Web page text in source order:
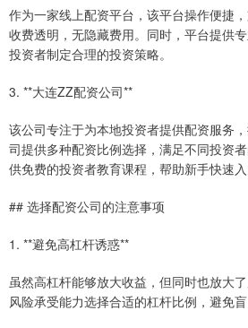
作为一家线上配资平台，该平台操作便捷
收费透明，无隐藏费用。同时，平台提供
投资者制定合理的投资策略。
3. **大连ZZ配资公司**
该公司专注于为本地投资者提供配资服务
司提供多种配资比例选择，满足不同投资
供免费的投资者教育课程，帮助新手快速入
## 选择配资公司的注意事项
1. **避免高杠杆诱惑**
虽然高杠杆能够放大收益，但同时也放大
风险承受能力选择合适的杠杆比例，避免盲